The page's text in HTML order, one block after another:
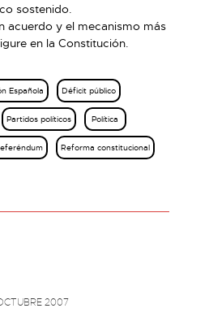
sostenido.
acuerdo y el mecanismo más
en la Constitución.
Española Déficit público
Partidos políticos Política
Reforma constitucional
2007